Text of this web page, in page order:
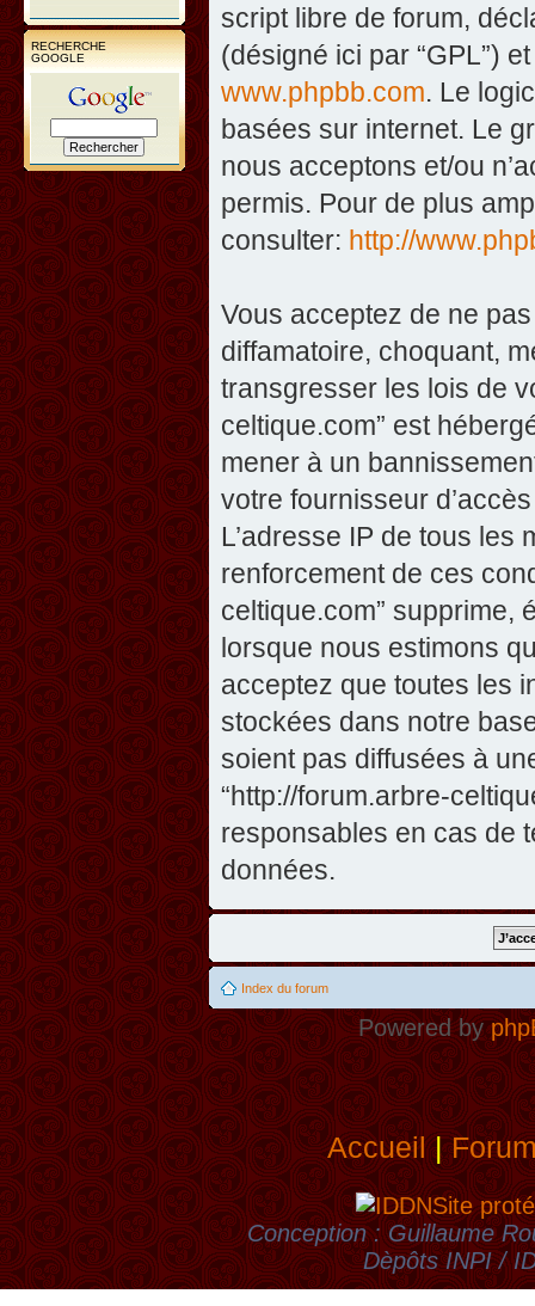
RECHERCHE
GOOGLE
script libre de forum,
(désigné ici par “GPL”)
www.phpbb.com. Le
basées sur internet. Le
nous acceptons et/ou
permis. Pour de plus
consulter: http://
Vous acceptez de ne
diffamatoire, choquant,
transgresser les lois de
celtique.com” est
mener à un
votre fournisseur
L’adresse IP de tous
renforcement de ces
celtique.com” supprime,
lorsque nous estimons
acceptez que toutes les
stockées dans notre
soient pas diffusées à
“http://forum.arbre-
responsables en cas de
données.
Index du forum
Powered by
Accueil|
Site
Conception : Guillaume
Dèpôts INPI /